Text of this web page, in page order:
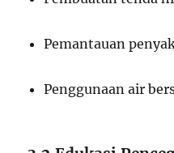
Pemantauan
Penggunaan air